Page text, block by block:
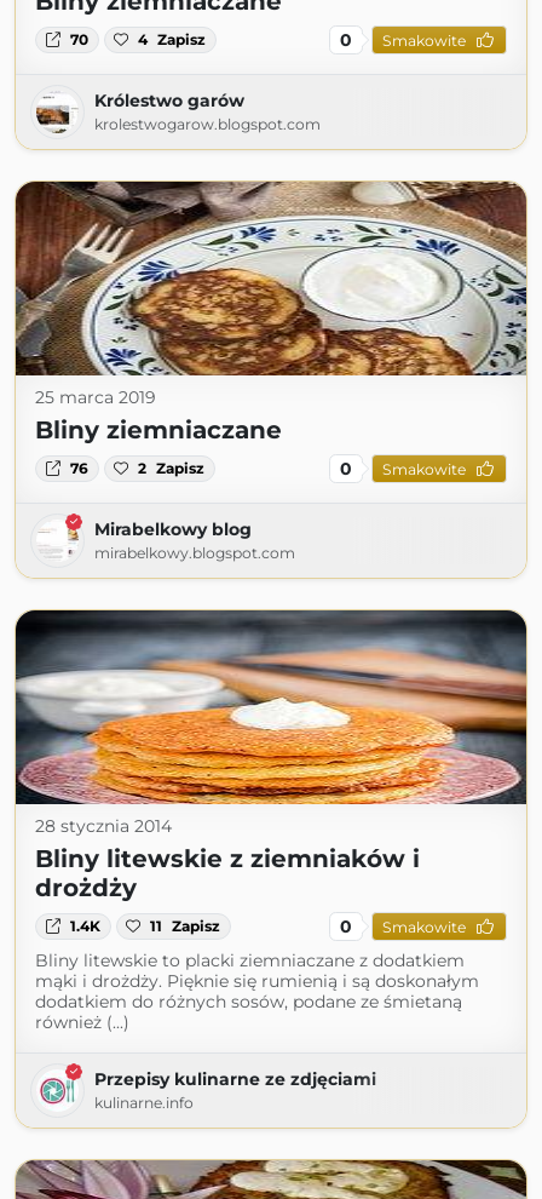
70 4 Zapisz 0 Smakowite
Królestwo garów
krolestwogarow.blogspot.com
25 marca 2019
Bliny ziemniaczane
76 2 Zapisz 0 Smakowite
Mirabelkowy blog
mirabelkowy.blogspot.com
28 stycznia 2014
Bliny litewskie z ziemniaków i
drożdży
1.4K 11 Zapisz 0 Smakowite
Bliny litewskie to placki ziemniaczane z dodatkiem
mąki i drożdży. Pięknie się rumienią i są doskonałym
dodatkiem do różnych sosów, podane ze śmietaną
również (...)
Przepisy kulinarne ze zdjęciami
kulinarne.info